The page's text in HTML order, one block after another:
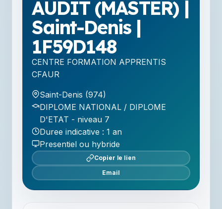
AUDIT (MASTER) |
Saint-Denis |
1F59D148
CENTRE FORMATION APPRENTIS
CFAUR
Saint-Denis (974)
DIPLOME NATIONAL / DIPLOME
D'ETAT - niveau 7
Duree indicative : 1 an
Presentiel ou hybride
Copier le lien
Email